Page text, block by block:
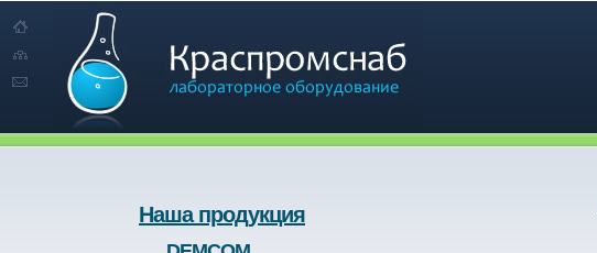
Наша продукция